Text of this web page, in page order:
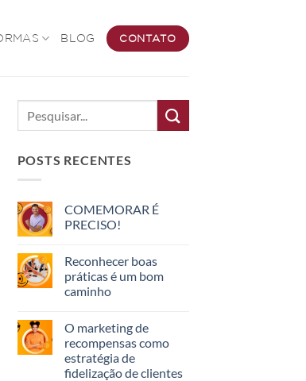
BLOG CONTATO
POSTS RECENTES
COMEMORAR É
PRECISO!
Reconhecer boas
práticas é um bom
caminho
O marketing de
recompensas como
estratégia de
fidelização de clientes